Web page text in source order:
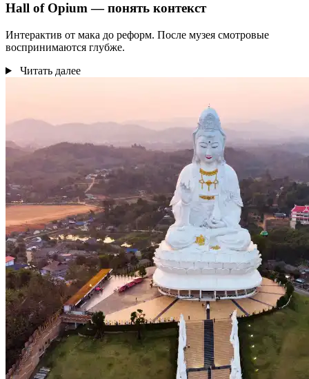
Hall of Opium — понять контекст
Интерактив от мака до реформ. После музея смотровые
воспринимаются глубже.
Читать далее